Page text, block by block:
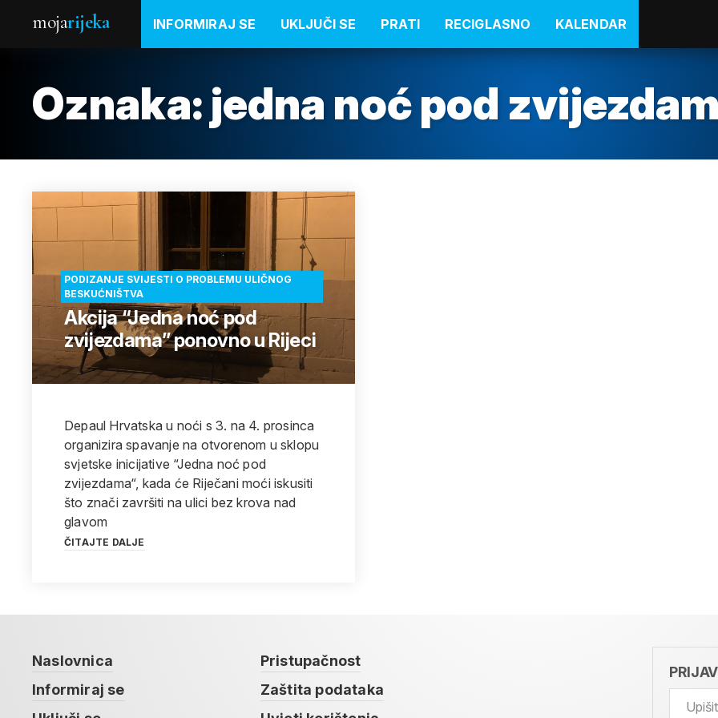
mojarijeka INFORMIRAJ SE UKLJUČI SE PRATI RECIGLASNO KALENDAR
Oznaka: jedna noć pod
PODIZANJE SVIJESTI O PROBLEMU ULIČNOG
BESKUĆNIŠTVA
Akcija “Jedna noć pod
zvijezdama” ponovno u Rijeci
Depaul Hrvatska u noći s 3. na 4. prosinca
organizira spavanje na otvorenom u sklopu
svjetske inicijative “Jedna noć pod
zvijezdama“, kada će Riječani moći iskusiti
što znači završiti na ulici bez krova nad
glavom
ČITAJTE DALJE
Naslovnica
Informiraj se
Pristupačnost
Zaštita podataka